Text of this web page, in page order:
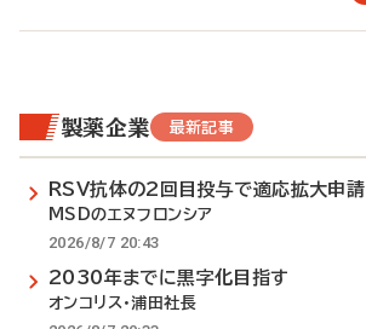
製薬企業 最新記事
RSV抗体の2回目投与で適応拡大申請
MSDのエヌフロンシア
2026/8/7 20:43
2030年までに黒字化目指す
オンコリス・浦田社長